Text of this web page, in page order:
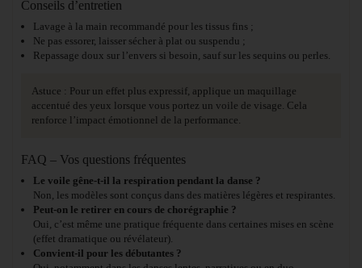
Conseils d’entretien
Lavage à la main recommandé pour les tissus fins ;
Ne pas essorer, laisser sécher à plat ou suspendu ;
Repassage doux sur l’envers si besoin, sauf sur les sequins ou perles.
Astuce : Pour un effet plus expressif, applique un maquillage
accentué des yeux lorsque vous portez un voile de visage. Cela
renforce l’impact émotionnel de la performance.
FAQ – Vos questions fréquentes
Le voile gêne-t-il la respiration pendant la danse ?
Non, les modèles sont conçus dans des matières légères et respirantes.
Peut-on le retirer en cours de chorégraphie ?
Oui, c’est même une pratique fréquente dans certaines mises en scène
(effet dramatique ou révélateur).
Convient-il pour les débutantes ?